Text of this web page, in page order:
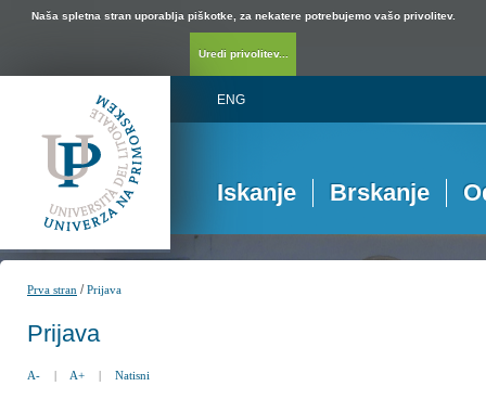
Naša spletna stran uporablja piškotke, za nekatere potrebujemo vašo privolitev.
Uredi privolitev...
ENG
Iskanje Brskanje
Prva stran /Prijava
Prijava
A- | A+ | Natisni